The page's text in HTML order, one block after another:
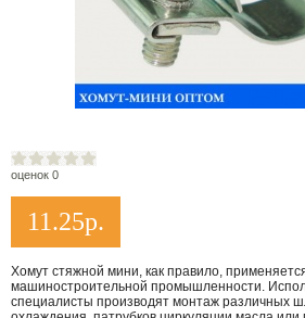
оценок 0
11.25р.
Хомут стяжной мини, как правило,
машиностроительной промышленности.
специалисты производят монтаж различных